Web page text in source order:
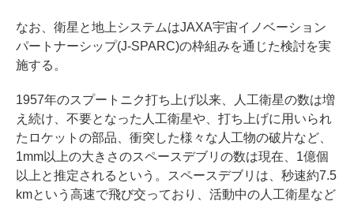
なお、衛星と地上システムはJAXA宇宙イノベーション
パートナーシップ(J-SPARC)の枠組みを通じた検討を実
施する。
1957年のスプートニク打ち上げ以来、人工衛星の数は増
え続け、不要となった人工衛星や、打ち上げに用いられ
たロケットの部品、衝突した様々な人工物の破片など、
1mm以上の大きさのスペースデブリの数は現在、1億個
以上と推定されるという。スペースデブリは、秒速約7.5
kmという高速で飛び交っており、活動中の人工衛星など